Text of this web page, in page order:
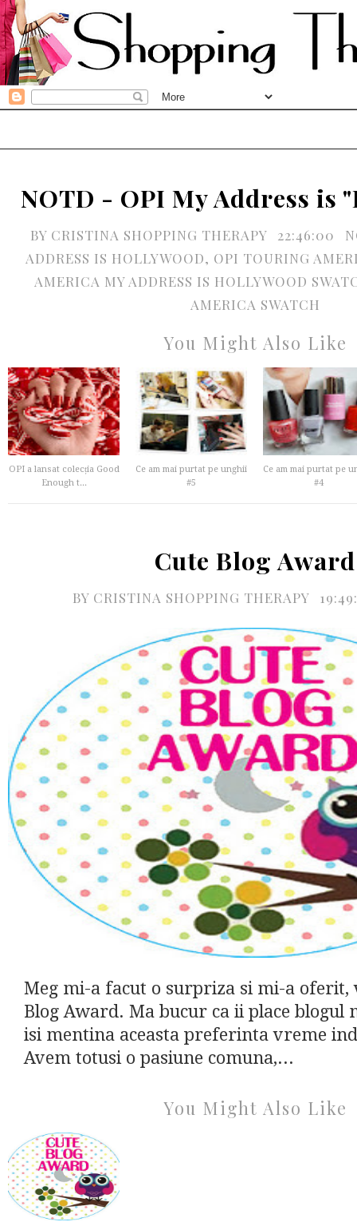
NOTD - OPI My Address is
BY CRISTINA SHOPPING THERAPY 22:46:00
ADDRESS IS HOLLYWOOD, OPI TOURING
AMERICA MY ADDRESS IS HOLLYWOOD
AMERICA SWATCH
You Might Also Like
OPI a lansat colecția Good
Enough t...
Ce am mai purtat pe unghii
#5
Ce am mai purtat pe
#4
Cute Blog Award
BY CRISTINA SHOPPING THERAPY
Meg mi-a facut o surpriza si mi-a oferit,
Blog Award. Ma bucur ca ii place blogul
isi mentina aceasta preferinta vreme
Avem totusi o pasiune comuna,...
You Might Also Like